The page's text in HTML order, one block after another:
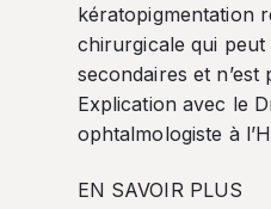
kératopigmentation
chirurgicale qui
secondaires et n’est
Explication avec le
ophtalmologiste à
EN SAVOIR PLUS